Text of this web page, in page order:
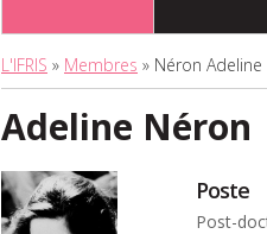
L'IFRIS » Membres » Néron Adeline
Adeline Néron
Poste
Post-